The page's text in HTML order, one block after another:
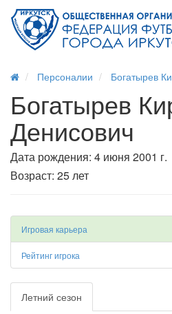
Персоналии Богатырев
Богатырев
Денисович
Дата рождения: 4 июня 2001 г.
Возраст: 25 лет
Игровая карьера
Рейтинг игрока
Летний сезон